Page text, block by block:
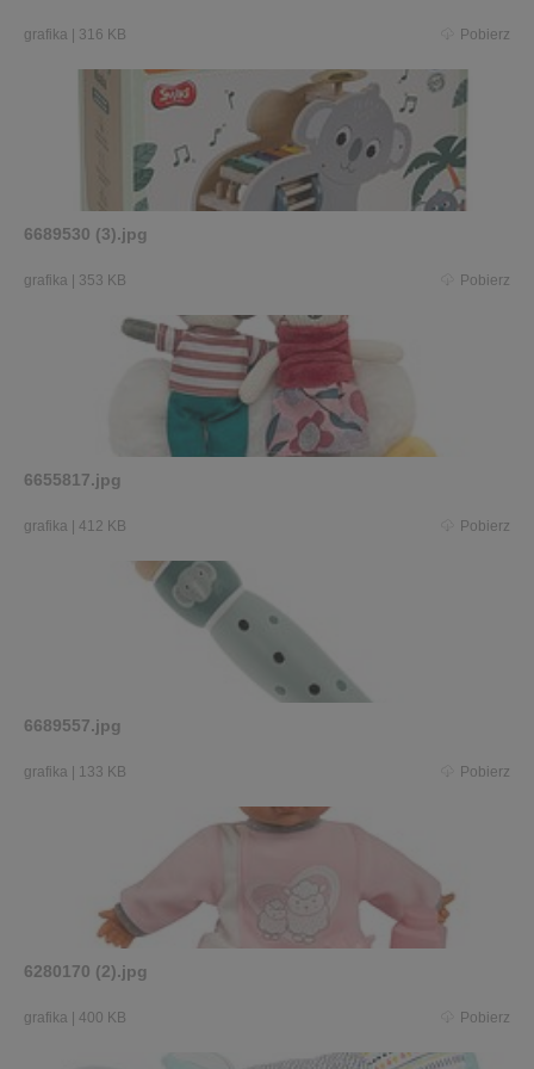
grafika 316 KB Pobierz
6689530 (3).jpg
grafika 353 KB Pobierz
6655817.jpg
grafika 412 KB Pobierz
6689557.jpg
grafika 133 KB Pobierz
6280170 (2).jpg
grafika 400 KB Pobierz